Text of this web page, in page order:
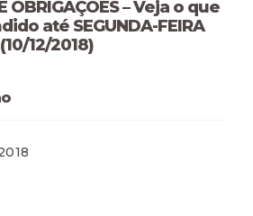
OBRIGAÇÕES – Veja o que
até SEGUNDA-FEIRA
(10/12/2018)